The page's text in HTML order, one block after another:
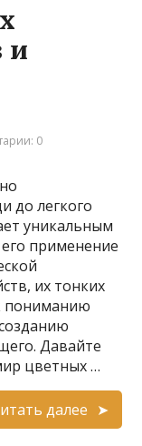
и
0
до легкого
уникальным
применение
их тонких
пониманию
Давайте
цветных …
далее